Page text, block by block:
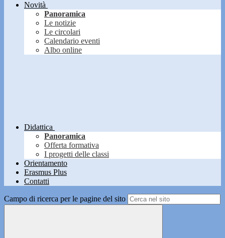
Novità
Panoramica
Le notizie
Le circolari
Calendario eventi
Albo online
Didattica
Panoramica
Offerta formativa
I progetti delle classi
Orientamento
Erasmus Plus
Contatti
Campo di ricerca per le pagine del sito